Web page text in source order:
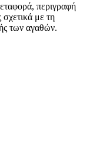
περιγραφή
σχετικά με τη
των αγαθών.